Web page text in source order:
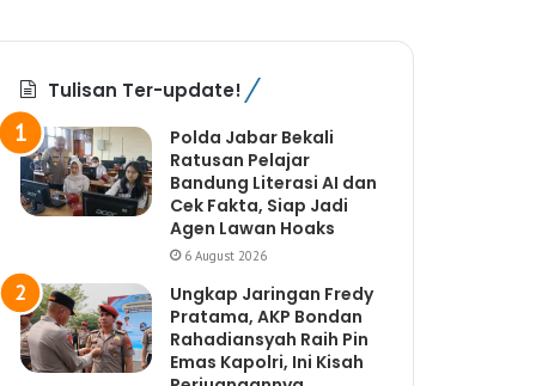
Tulisan Ter-update!
Polda Jabar Bekali
Ratusan Pelajar
Bandung Literasi AI dan
Cek Fakta, Siap Jadi
Agen Lawan Hoaks
6 August 2026
Ungkap Jaringan Fredy
Pratama, AKP Bondan
Rahadiansyah Raih Pin
Emas Kapolri, Ini Kisah